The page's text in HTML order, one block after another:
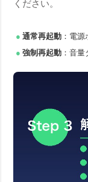
ください。
通常再起動 ：電
強制再起動 ：音